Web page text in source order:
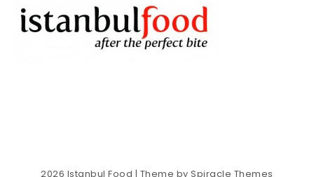
2026 Istanbul Food | Theme bySpiracle Themes